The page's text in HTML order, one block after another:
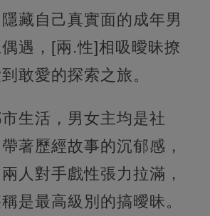
藏自己真實面的成年男
遇，[兩.性]相吸曖昧撩
敢愛的探索之旅。
生活，男女主均是社
著歷經故事的沉郁感，
人對手戲性張力拉滿，
是最高級別的搞曖昧。